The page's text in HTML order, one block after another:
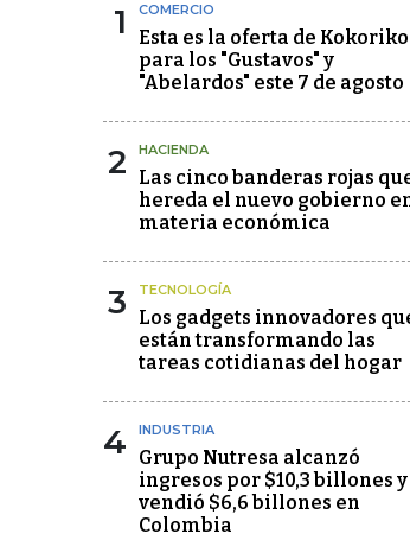
1 COMERCIO
Esta es la oferta de Kokoriko
para los "Gustavos" y
"Abelardos" este 7 de agosto
2 HACIENDA
Las cinco banderas rojas
hereda el nuevo gobierno
materia económica
3 TECNOLOGÍA
Los gadgets innovadores
están transformando las
tareas cotidianas del hogar
4 INDUSTRIA
Grupo Nutresa alcanzó
ingresos por $10,3 billones y
vendió $6,6 billones en
Colombia